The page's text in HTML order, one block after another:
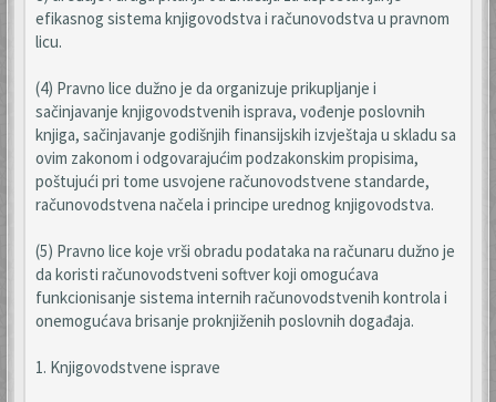
efikasnog sistema knjigovodstva i računovodstva u pravnom
licu.
(4) Pravno lice dužno je da organizuje prikupljanje i
sačinjavanje knjigovodstvenih isprava, vođenje poslovnih
knjiga, sačinjavanje godišnjih finansijskih izvještaja u skladu sa
ovim zakonom i odgovarajućim podzakonskim propisima,
poštujući pri tome usvojene računovodstvene standarde,
računovodstvena načela i principe urednog knjigovodstva.
(5) Pravno lice koje vrši obradu podataka na računaru dužno je
da koristi računovodstveni softver koji omogućava
funkcionisanje sistema internih računovodstvenih kontrola i
onemogućava brisanje proknjiženih poslovnih događaja.
1. Knjigovodstvene isprave